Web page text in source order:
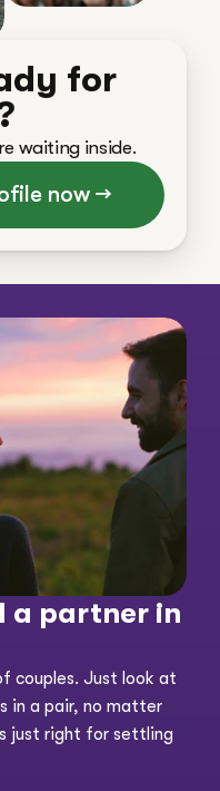
for
waiting inside.
now →
a partner in
couples. Just look at
in a pair, no matter
just right for settling